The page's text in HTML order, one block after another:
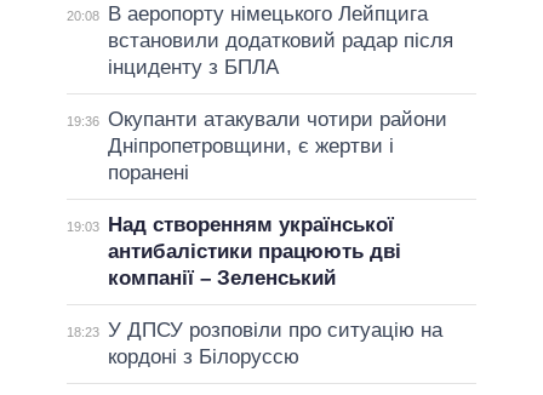
20:08
В аеропорту німецького Лейпцига
встановили додатковий радар після
інциденту з БПЛА
19:36 Окупанти атакували чотири райони
Дніпропетровщини, є жертви і
поранені
19:03
Над створенням української
антибалістики працюють дві
компанії – Зеленський
18:23 У ДПСУ розповіли про ситуацію на
кордоні з Білоруссю